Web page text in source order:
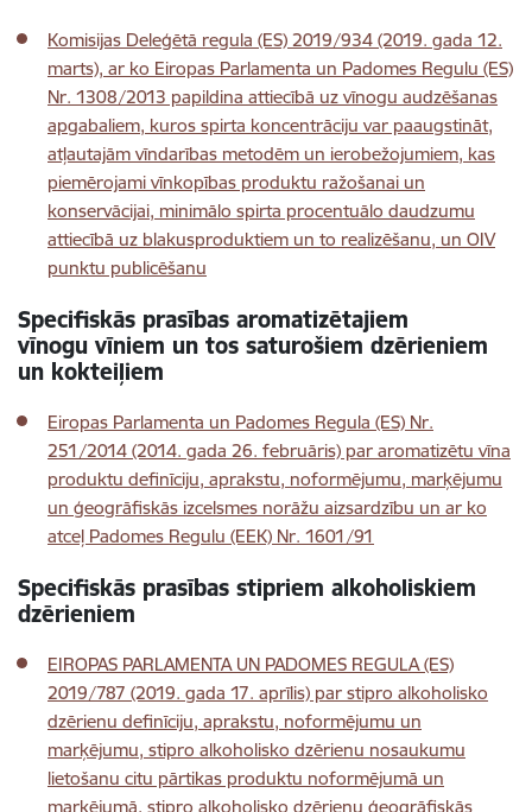
Komisijas Deleģētā regula (ES) 2019/934 (2019. gada 12.
marts), ar ko Eiropas Parlamenta un Padomes Regulu (ES)
Nr. 1308/2013 papildina attiecībā uz vīnogu audzēšanas
apgabaliem, kuros spirta koncentrāciju var paaugstināt,
atļautajām vīndarības metodēm un ierobežojumiem, kas
piemērojami vīnkopības produktu ražošanai un
konservācijai, minimālo spirta procentuālo daudzumu
attiecībā uz blakusproduktiem un to realizēšanu, un OIV
punktu publicēšanu
Specifiskās prasības aromatizētajiem
vīnogu vīniem un tos saturošiem dzērieniem
un kokteiļiem
Eiropas Parlamenta un Padomes Regula (ES) Nr.
251/2014 (2014. gada 26. februāris) par aromatizētu vīna
produktu definīciju, aprakstu, noformējumu, marķējumu
un ģeogrāfiskās izcelsmes norāžu aizsardzību un ar ko
atceļ Padomes Regulu (EEK) Nr. 1601/91
Specifiskās prasības stipriem alkoholiskiem
dzērieniem
EIROPAS PARLAMENTA UN PADOMES REGULA (ES)
2019/787 (2019. gada 17. aprīlis) par stipro alkoholisko
dzērienu definīciju, aprakstu, noformējumu un
marķējumu, stipro alkoholisko dzērienu nosaukumu
lietošanu citu pārtikas produktu noformējumā un
marķējumā, stipro alkoholisko dzērienu ģeogrāfiskās